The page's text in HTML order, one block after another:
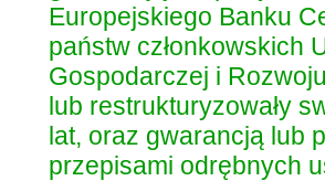
Europejskiego Banku
państw członkowskich
Gospodarczej i
lub restrukturyzowały
lat, oraz gwarancją lub
przepisami odrębnych